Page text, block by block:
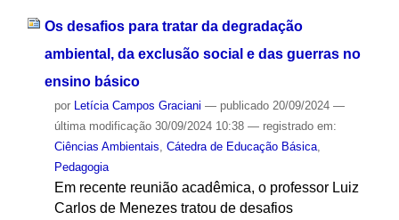
Os desafios para tratar da degradação
ambiental, da exclusão social e das guerras no
ensino básico
por Letícia Campos Graciani — publicado20/09/2024 —
última modificação30/09/2024 10:38 — registrado em:
Ciências Ambientais, Cátedra de Educação Básica,
Pedagogia
Em recente reunião acadêmica, o professor Luiz
Carlos de Menezes tratou de desafios